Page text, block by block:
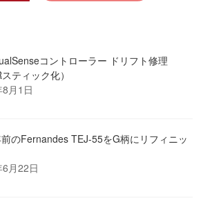
コントローラー ドリフト修理
スティック化）
月1日
のFernandes TEJ-55をG柄にリフィニッ
月22日